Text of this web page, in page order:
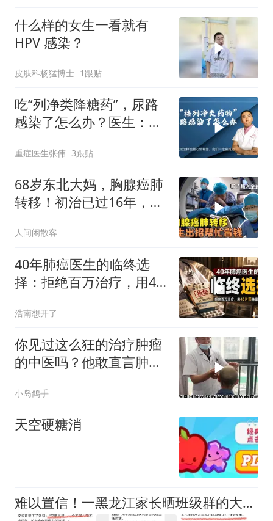
什么样的女生一看就有
HPV 感染？
皮肤科杨猛博士 1跟贴
吃“列净类降糖药”，尿路
感染了怎么办？医生：不
重症医生张伟 3跟贴
68岁东北大妈，胸腺癌肺
转移！初治已过16年，此
人间闲散客
40年肺癌医生的临终选
择：拒绝百万治疗，用40
浩南想开了
你见过这么狂的治疗肿瘤
的中医吗？他敢直言肿瘤
小岛鸽手
天空硬糖消
难以置信！一黑龙江家长晒班级群的大量聊天记录，推进13周岁女生HPV疫苗接种，校方给班主任下达“应接尽接，一个不漏”指令